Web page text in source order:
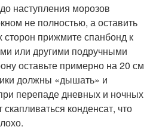
наступления морозов
не полностью, а оставить
сторон прижмите спанбонд к
или другими подручными
оставьте примерно на 20 см
должны «дышать» и
перепаде дневных и ночных
конденсат, что